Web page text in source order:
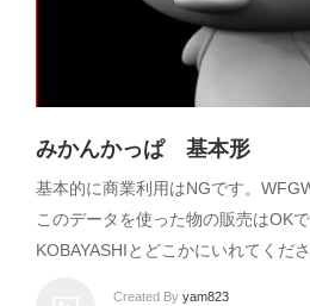
みかんかっぱ 基本形
基本的に商業利用はNGです。
このデータを使った物の販売はOK
KOBAYASHIとどこかにいれてくだ
Created By yam823